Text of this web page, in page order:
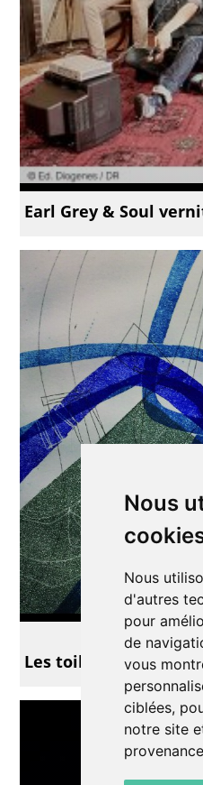
Nous
Nous
d'autres
pour
de
vous
ciblées,
notre site
Earl Grey & Soul
Les toiles de Noël